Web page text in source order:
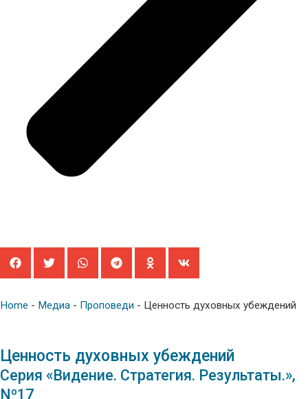
Home - Медиа - Проповеди - Ценность духовных убеждений
Ценность духовных убеждений
Серия «Видение. Стратегия. Результаты.»,
Nº17